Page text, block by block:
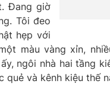
Đang giờ
Tôi đeo
hẹp với
màu vàng xỉn,
ngôi nhà hai tầng
quẻ và kênh kiệu thế